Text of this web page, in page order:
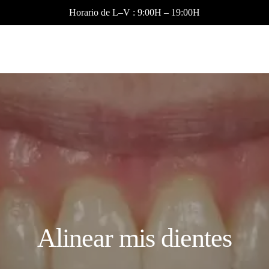
Horario de L–V : 9:00H – 19:00H
Alinear mis dientes